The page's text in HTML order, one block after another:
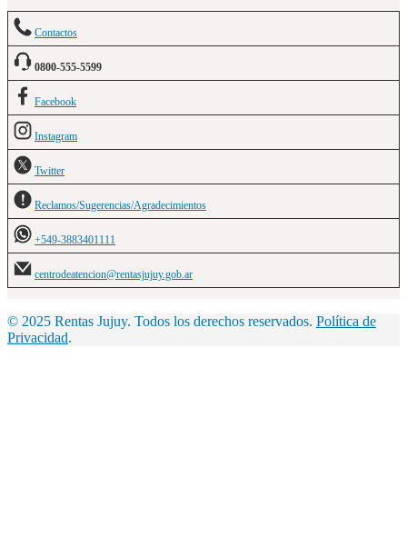
Contactos
0800-555-5599
Facebook
Instagram
Twitter
Reclamos/Sugerencias/Agradecimientos
+549-3883401111
centrodeatencion@rentasjujuy.gob.ar
© 2025 Rentas Jujuy. Todos los derechos reservados. Política de
Privacidad.